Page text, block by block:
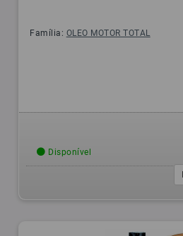
Família: OLEO MOTOR TOTAL
Disponível